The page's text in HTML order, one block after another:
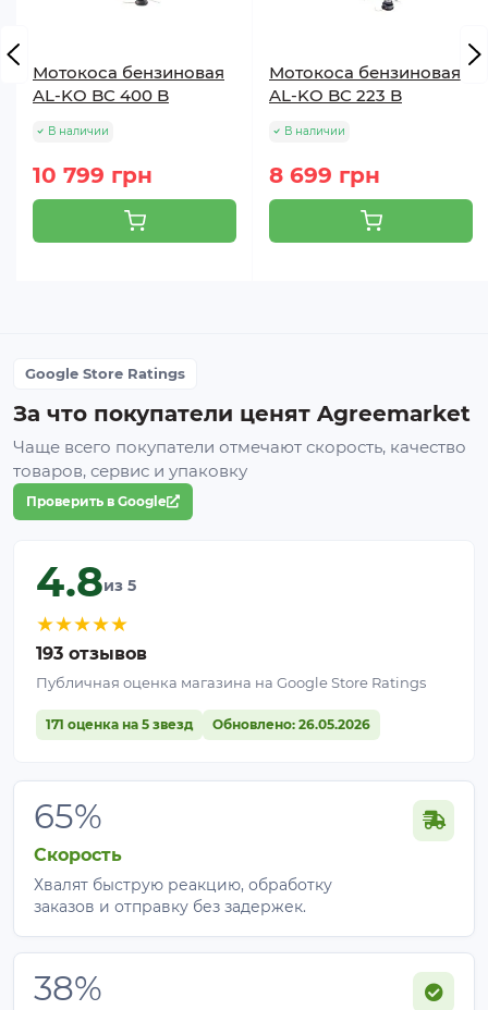
Мотокоса бензиновая
AL-KO BC 400 B
В наличии
10 799 грн
Мотокоса бензиновая
AL-KO BC 223 B
В наличии
8 699 грн
Google Store Ratings
За что покупатели ценят Agreemarket
Чаще всего покупатели отмечают скорость, качество
товаров, сервис и упаковку
Проверить в Google
4.8из 5
★★★★★
193 отзывов
Публичная оценка магазина на Google Store Ratings
171 оценка на 5 звезд Обновлено: 26.05.2026
65%
Скорость
Хвалят быструю реакцию, обработку
заказов и отправку без задержек.
38%